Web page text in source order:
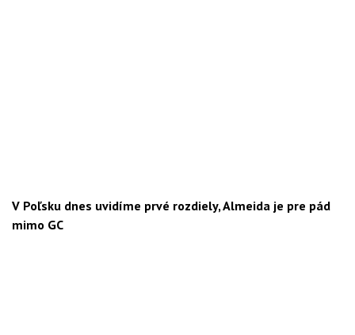
V Poľsku dnes uvidíme prvé rozdiely, Almeida je pre pád
mimo GC